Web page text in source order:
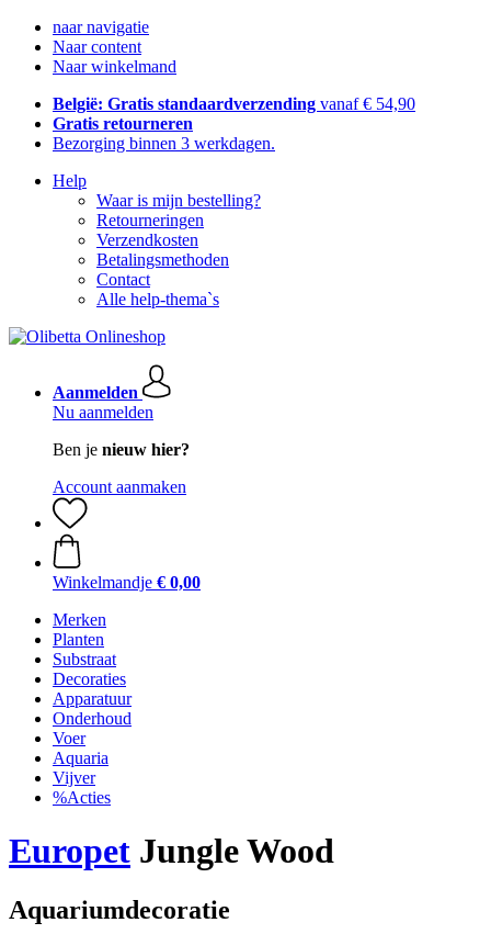
naar navigatie
Naar content
Naar winkelmand
België: Gratis standaardverzending vanaf € 54,90
Gratis retourneren
Bezorging binnen 3 werkdagen.
Help
Waar is mijn bestelling?
Retourneringen
Verzendkosten
Betalingsmethoden
Contact
Alle help-thema`s
Aanmelden
Nu aanmelden
Ben je nieuw hier?
Account aanmaken
Winkelmandje € 0,00
Merken
Planten
Substraat
Decoraties
Apparatuur
Onderhoud
Voer
Aquaria
Vijver
%Acties
Europet Jungle Wood
Aquariumdecoratie